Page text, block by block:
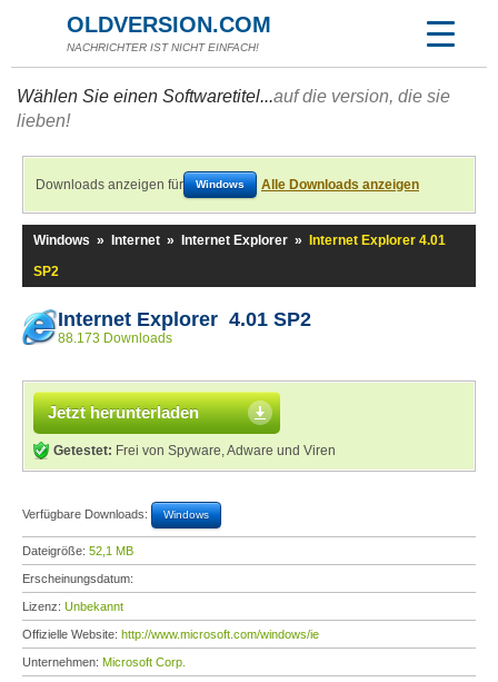
OLDVERSION.COM
NACHRICHTER IST NICHT EINFACH!
Wählen Sie einen Softwaretitel...auf die version, die sie
lieben!
Downloads anzeigen für Windows Alle Downloads anzeigen
Windows » Internet » Internet Explorer »
Internet Explorer 4.01
SP2
Internet Explorer 4.01 SP2
88.173 Downloads
Jetzt herunterladen
Getestet: Frei von Spyware, Adware und Viren
Verfügbare Downloads: Windows
Dateigröße: 52,1 MB
Erscheinungsdatum:
Lizenz: Unbekannt
Offizielle Website: http://www.microsoft.com/windows/ie
Unternehmen: Microsoft Corp.